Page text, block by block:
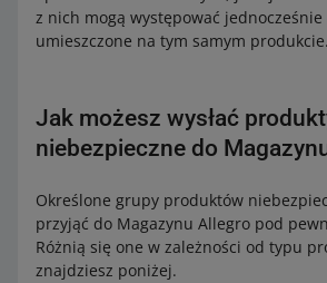
z nich mogą występować jednocześnie
umieszczone na tym samym produkcie.
Jak możesz wysłać
niebezpieczne do
Określone grupy produktów
przyjąć do Magazynu Allegro pod
Różnią się one w zależności od typu
znajdziesz poniżej.